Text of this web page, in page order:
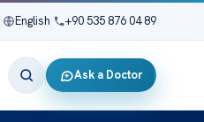
English +90 535 876 04 89
Ask a Doctor